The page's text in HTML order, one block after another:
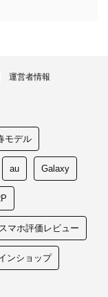
運営者情報
モデル
au Galaxy
スマホ評価レビュー
ンショップ